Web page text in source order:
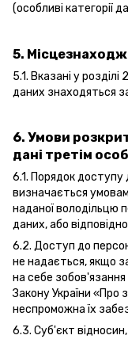
(особливі категорії
5.
5.1. Вказані у
даних знаходяться
6. Умови
дані третім
6.1. Порядок доступу
визначається
наданої володільцю
даних, або
6.2. Доступ до
не надається, якщо
на себе
Закону України «Про
неспроможна їх
6.3. Суб'єкт